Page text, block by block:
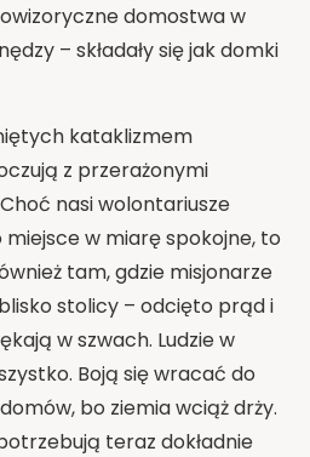
domostwa w
– składały się jak domki
kataklizmem
z przerażonymi
nasi wolontariusze
w miarę spokojne, to
tam, gdzie misjonarze
stolicy – odcięto prąd i
w szwach. Ludzie w
Boją się wracać do
bo ziemia wciąż drży.
teraz dokładnie